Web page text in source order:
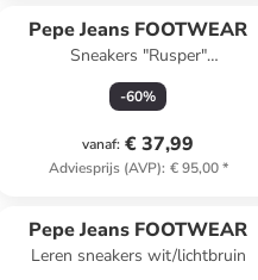
Pepe Jeans FOOTWEAR
Sneakers "Rusper"
bruin/donkerblauw//lichtroze
-60%
vanaf: € 37,99
Adviesprijs (AVP): € 95,00*
Pepe Jeans FOOTWEAR
Leren sneakers wit/lichtbruin